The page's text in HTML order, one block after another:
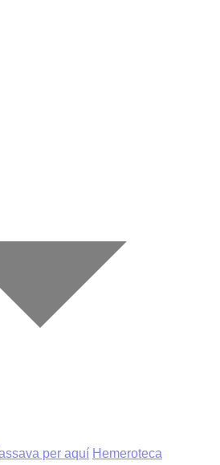
per aquí Hemeroteca